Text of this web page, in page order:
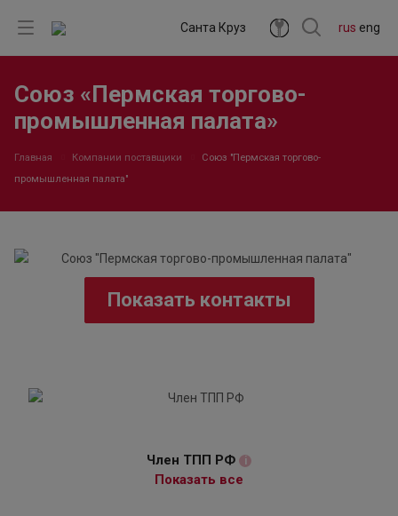
rus eng
Санта Круз
Союз «Пермская торгово-
промышленная палата»
Главная Компании поставщики
Союз "Пермская торгово-
промышленная палата"
Показать контакты
Член ТПП РФ i
Показать все